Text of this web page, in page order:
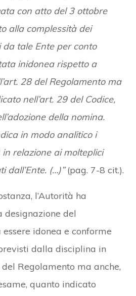
con atto del 3 ottobre
alla complessità dei
tale Ente per conto
inidonea rispetto a
28 del Regolamento ma
nell’art. 29 del Codice,
della nomina.
in modo analitico i
relazione ai molteplici
dall’Ente. (…)”(pag. 7-8 cit.).
l’Autorità ha
designazione del
idonea e conforme
dalla disciplina in
Regolamento ma anche,
quanto indicato